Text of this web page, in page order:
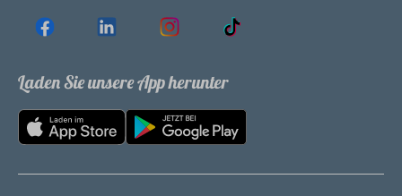
Laden Sie unsere App herunter